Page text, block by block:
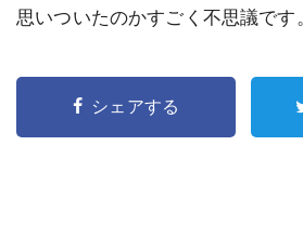
思いついたのかすごく不思議です。
シェアする